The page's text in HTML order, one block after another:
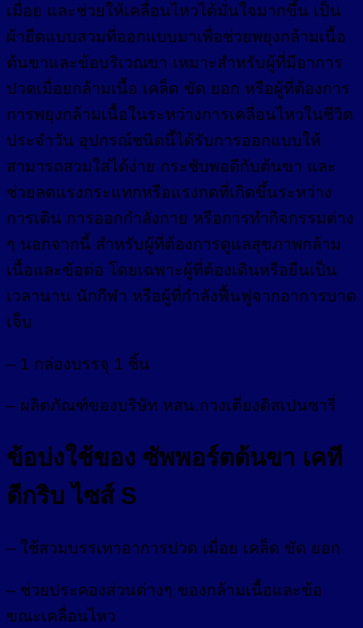
เมื่อย และช่วยให้เคลื่อนไหวได้มั่นใจมากขึ้น เป็น
ผ้ายืดแบบสวมที่ออกแบบมาเพื่อช่วยพยุงกล้ามเนื้อ
ต้นขาและข้อบริเวณขา เหมาะสำหรับผู้ที่มีอาการ
ปวดเมื่อยกล้ามเนื้อ เคล็ด ขัด ยอก หรือผู้ที่ต้องการ
การพยุงกล้ามเนื้อในระหว่างการเคลื่อนไหวในชีวิต
ประจำวัน อุปกรณ์ชนิดนี้ได้รับการออกแบบให้
สามารถสวมใส่ได้ง่าย กระชับพอดีกับต้นขา และ
ช่วยลดแรงกระแทกหรือแรงกดที่เกิดขึ้นระหว่าง
การเดิน การออกกำลังกาย หรือการทำกิจกรรมต่าง
ๆ นอกจากนี้ สำหรับผู้ที่ต้องการดูแลสุขภาพกล้าม
เนื้อและข้อต่อ โดยเฉพาะผู้ที่ต้องเดินหรือยืนเป็น
เวลานาน นักกีฬา หรือผู้ที่กำลังฟื้นฟูจากอาการบาด
เจ็บ
– 1 กล่องบรรจุ 1 ชิ้น
– ผลิตภัณฑ์ของบริษัท หสน.กวงเตี่ยงดิสเปนซารี่
ข้อบ่งใช้ของ ซัพพอร์ตต้นขา เคที
ดีกริบ ไซส์ S
– ใช้สวมบรรเทาอาการปวด เมื่อย เคล็ด ขัด ยอก
– ช่วยประคองส่วนต่างๆ ของกล้ามเนื้อและข้อ
ขณะเคลื่อนไหว